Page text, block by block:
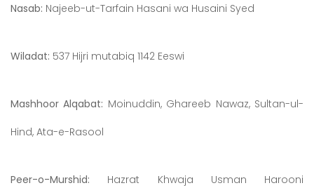
Nasab: Najeeb-ut-Tarfain Hasani wa Husaini Syed
Wiladat: 537 Hijri mutabiq 1142 Eeswi
Mashhoor Alqabat: Moinuddin, Ghareeb Nawaz, Sultan-ul-
Hind, Ata-e-Rasool
Peer-o-Murshid: Hazrat Khwaja Usman Harooni